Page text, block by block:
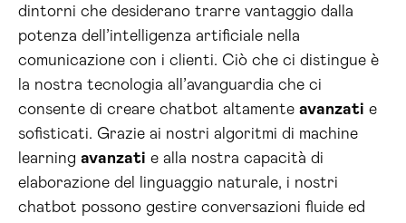
dintorni che desiderano trarre vantaggio dalla
potenza dell’intelligenza artificiale nella
comunicazione con i clienti. Ciò che ci distingue è
la nostra tecnologia all’avanguardia che ci
consente di creare chatbot altamente avanzati e
sofisticati. Grazie ai nostri algoritmi di machine
learning avanzati e alla nostra capacità di
elaborazione del linguaggio naturale, i nostri
chatbot possono gestire conversazioni fluide ed